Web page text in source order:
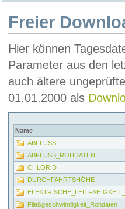
Freier
Hier können
Parameter aus den
auch ältere
01.01.2000 als
Name
ABFLUSS
ABFLUSS_ROHDATEN
CHLORID
DURCHFAHRTSHÖHE
Fließgeschwindigkeit_Rohdaten